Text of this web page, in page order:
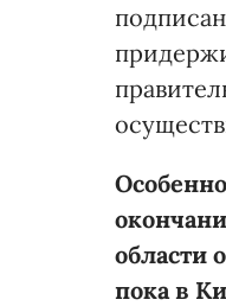
области
пока в